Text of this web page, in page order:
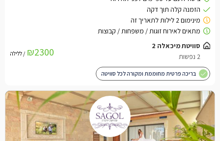
סוויטת מיכאלה 2
2 נפשות
₪2300 / ללילה
בריכה פרטית מחוממת ומקורה לכל סוויטה